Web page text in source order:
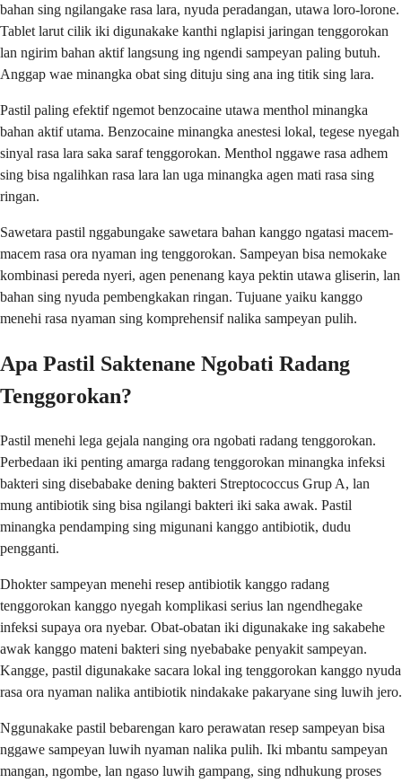
bahan sing ngilangake rasa lara, nyuda peradangan, utawa loro-lorone.
Tablet larut cilik iki digunakake kanthi nglapisi jaringan tenggorokan
lan ngirim bahan aktif langsung ing ngendi sampeyan paling butuh.
Anggap wae minangka obat sing dituju sing ana ing titik sing lara.
Pastil paling efektif ngemot benzocaine utawa menthol minangka
bahan aktif utama. Benzocaine minangka anestesi lokal, tegese nyegah
sinyal rasa lara saka saraf tenggorokan. Menthol nggawe rasa adhem
sing bisa ngalihkan rasa lara lan uga minangka agen mati rasa sing
ringan.
Sawetara pastil nggabungake sawetara bahan kanggo ngatasi macem-
macem rasa ora nyaman ing tenggorokan. Sampeyan bisa nemokake
kombinasi pereda nyeri, agen penenang kaya pektin utawa gliserin, lan
bahan sing nyuda pembengkakan ringan. Tujuane yaiku kanggo
menehi rasa nyaman sing komprehensif nalika sampeyan pulih.
Apa Pastil Saktenane Ngobati Radang
Tenggorokan?
Pastil menehi lega gejala nanging ora ngobati radang tenggorokan.
Perbedaan iki penting amarga radang tenggorokan minangka infeksi
bakteri sing disebabake dening bakteri Streptococcus Grup A, lan
mung antibiotik sing bisa ngilangi bakteri iki saka awak. Pastil
minangka pendamping sing migunani kanggo antibiotik, dudu
pengganti.
Dhokter sampeyan menehi resep antibiotik kanggo radang
tenggorokan kanggo nyegah komplikasi serius lan ngendhegake
infeksi supaya ora nyebar. Obat-obatan iki digunakake ing sakabehe
awak kanggo mateni bakteri sing nyebabake penyakit sampeyan.
Kangge, pastil digunakake sacara lokal ing tenggorokan kanggo nyuda
rasa ora nyaman nalika antibiotik nindakake pakaryane sing luwih jero.
Nggunakake pastil bebarengan karo perawatan resep sampeyan bisa
nggawe sampeyan luwih nyaman nalika pulih. Iki mbantu sampeyan
mangan, ngombe, lan ngaso luwih gampang, sing ndhukung proses